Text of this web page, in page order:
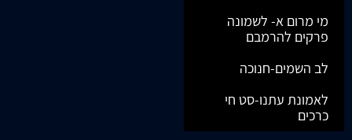
מי מרום א- לשמונה
פרקים להרמבם
לב השמים-חנוכה
לאמונת עתנו-סט חי
כרכים